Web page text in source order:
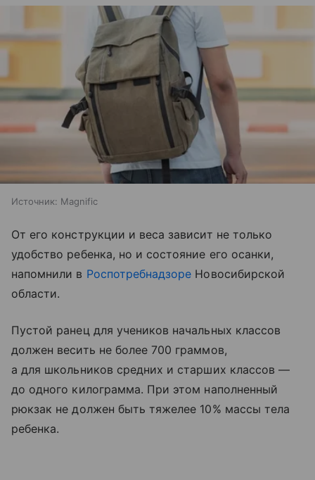
Источник: Magnific
От его конструкции и веса зависит не только
удобство ребенка, но и состояние его осанки,
напомнили в Роспотребнадзоре Новосибирской
области.
Пустой ранец для учеников начальных классов
должен весить не более 700 граммов,
а для школьников средних и старших классов —
до одного килограмма. При этом наполненный
рюкзак не должен быть тяжелее 10% массы тела
ребенка.